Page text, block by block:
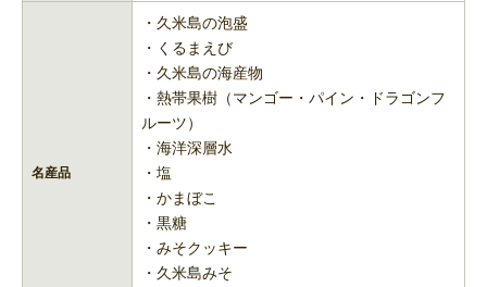
名産品
・久米島の泡盛
・くるまえび
・久米島の海産物
・熱帯果樹（マンゴー・パイン・ドラゴンフ
ルーツ）
・海洋深層水
・塩
・かまぼこ
・黒糖
・みそクッキー
・久米島みそ